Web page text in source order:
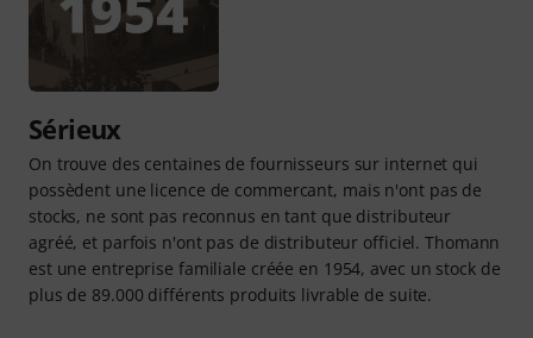
Sérieux
On trouve des centaines de fournisseurs sur internet qui
possèdent une licence de commercant, mais n'ont pas de
stocks, ne sont pas reconnus en tant que distributeur
agréé, et parfois n'ont pas de distributeur officiel. Thomann
est une entreprise familiale créée en 1954, avec un stock de
plus de 89.000 différents produits livrable de suite.